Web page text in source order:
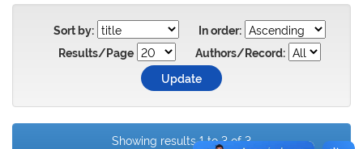
Sort by:
In order:
Results/Page
Authors/Record:
Showing results 1 to 3 of 3